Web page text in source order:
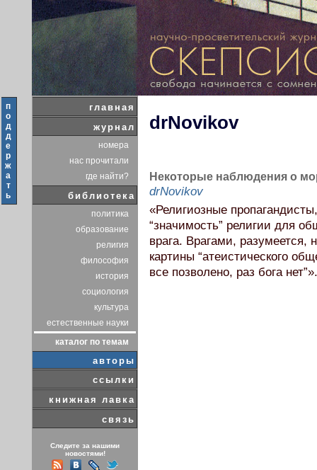
п
о
д
д
е
р
ж
а
т
ь
главная
журнал
номера
нас прочитали
где найти?
библиотека
политика
образование
религия
философия
история
социология
культура
естественные науки
каталог по темам
авторы
ссылки
книжная лавка
связь
Следите за нашими
новостями!
drNovikov
Некоторые наблюдения о
drNovikov
«Религиозные
“значимость” религии для
врага. Врагами,
картины “атеистического
все позволено, раз бога нет”».